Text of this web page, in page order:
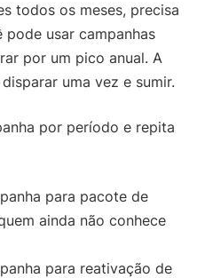
todos os meses, precisa
usar campanhas
por um pico anual. A
uma vez e sumir.
por período e repita
para pacote de
ainda não conhece
para reativação de